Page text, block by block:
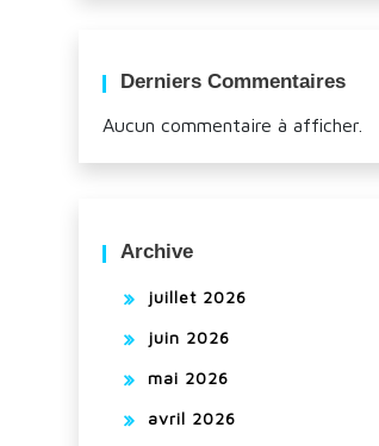
Derniers Commentaires
Aucun commentaire à afficher.
Archive
juillet 2026
juin 2026
mai 2026
avril 2026